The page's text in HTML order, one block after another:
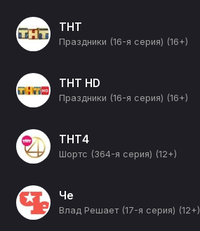
ТНТ
Праздники (16-я серия) (16+)
ТНТ HD
Праздники (16-я серия) (16+)
ТНТ4
Шортс (364-я серия) (12+)
Че
Влад Решает (17-я серия) (12+)